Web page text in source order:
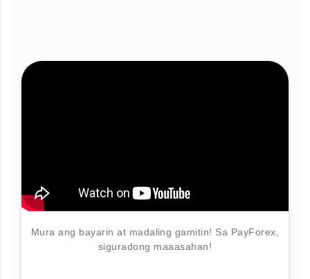
Mura ang bayarin at madaling gamitin! Sa PayForex,
siguradong maaasahan!